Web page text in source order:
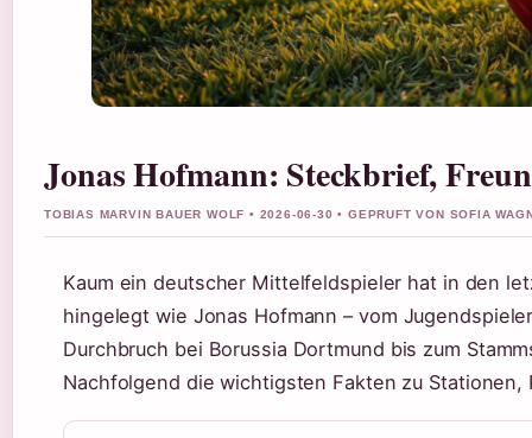
Jonas Hofmann: Steckbrief,
TOBIAS MARVIN BAUER WOLF • 2026-06-30 • GEPRUFT VON SOFIA
Kaum ein deutscher Mittelfeldspieler hat in den
hingelegt wie Jonas Hofmann – vom
Durchbruch bei Borussia Dortmund bis zum
Nachfolgend die wichtigsten Fakten zu Stationen,